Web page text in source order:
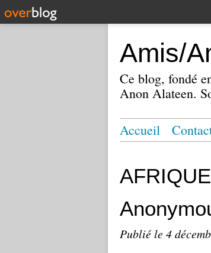
Amis/
Ce blog, fondé
Anon Alateen.
Accueil
Publié le 4